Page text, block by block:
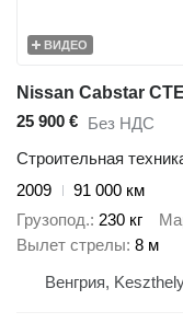
ВИДЕО
Nissan Cabstar
25 900 € Без НДС
Строительная
2009
91 000 км
Грузопод. 230 кг
Вылет стрелы 8 м
Венгрия,